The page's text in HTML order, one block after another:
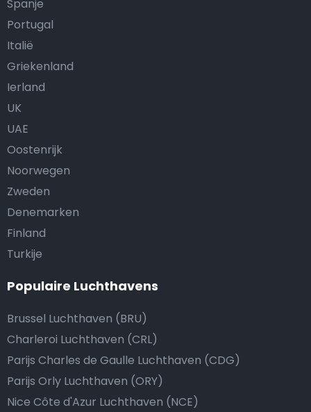
Spanje
Portugal
Italië
Griekenland
Ierland
UK
UAE
Oostenrijk
Noorwegen
Zweden
Denemarken
Finland
Turkije
Populaire Luchthavens
Brussel Luchthaven (BRU)
Charleroi Luchthaven (CRL)
Parijs Charles de Gaulle Luchthaven (CDG)
Parijs Orly Luchthaven (ORY)
Nice Côte d'Azur Luchthaven (NCE)